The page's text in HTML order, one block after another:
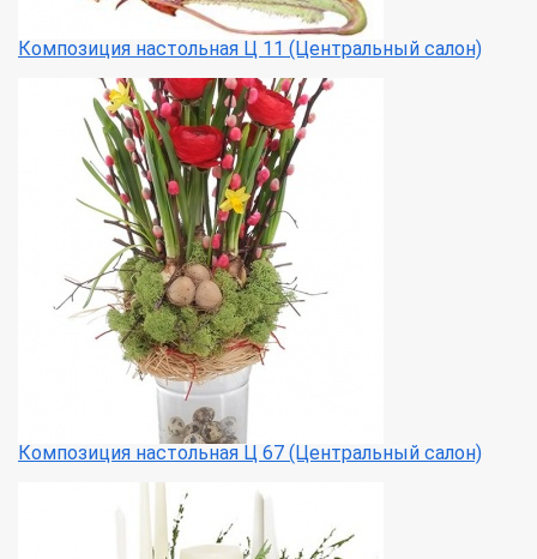
Композиция настольная Ц 11 (Центральный салон)
Композиция настольная Ц 67 (Центральный салон)